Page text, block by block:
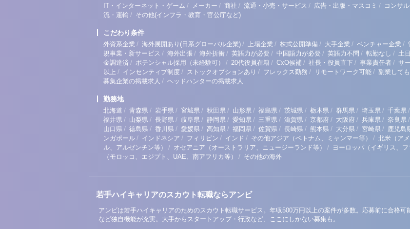
IT・インターネット・ゲーム / メーカー / 商社 / 流通・小売・サービス / 広告・出版・マスコミ / コンサ
流・運輸 / その他(インフラ・教育・官公庁など)
こだわり条件
外資系企業 / 海外展開あり(日系グローバル企業) / 上場企業 / 株式公開準備 / 大手企業 / ベンチャー企業 /
規事業・新サービス / 海外出張 / 海外折衝 / 英語力が必要 / 中国語力が必要 / 英語力不問 / 転勤なし / 土
金調達済 / ポテンシャル採用（未経験可） / 20代役員在籍 / CxO候補 / 社長・役員直下 / 事業責任者 / サ
以上 / インセンティブ制度 / ストックオプションあり / フレックス勤務 / リモートワーク可能 / 副業して
募集企業の掲載求人 / ヘッドハンターの掲載求人
勤務地
北海道 / 青森県 / 岩手県 / 宮城県 / 秋田県 / 山形県 / 福島県 / 茨城県 / 栃木県 / 群馬県 / 埼玉県 / 千葉県 /
福井県 / 山梨県 / 長野県 / 岐阜県 / 静岡県 / 愛知県 / 三重県 / 滋賀県 / 京都府 / 大阪府 / 兵庫県 / 奈良県 /
山口県 / 徳島県 / 香川県 / 愛媛県 / 高知県 / 福岡県 / 佐賀県 / 長崎県 / 熊本県 / 大分県 / 宮崎県 / 鹿児島
ンガポール / インドネシア / フィリピン / インド / その他アジア（ベトナム、ミャンマー等） / 北米（ア
ル、アルゼンチン等）
/ オセアニア（オーストラリア、ニュージーランド等） / ヨーロッパ（イギリス、
（モロッコ、エジプト、UAE、南アフリカ等）
/ その他の海外
若手ハイキャリアのスカウト転職ならアンビ
アンビは若手ハイキャリアのためのスカウト転職サービス。年収500万円以上の案件が多数。応募前に合格
など独自機能が充実。大手からスタートアップ・行政など、ここにしかない募集も。